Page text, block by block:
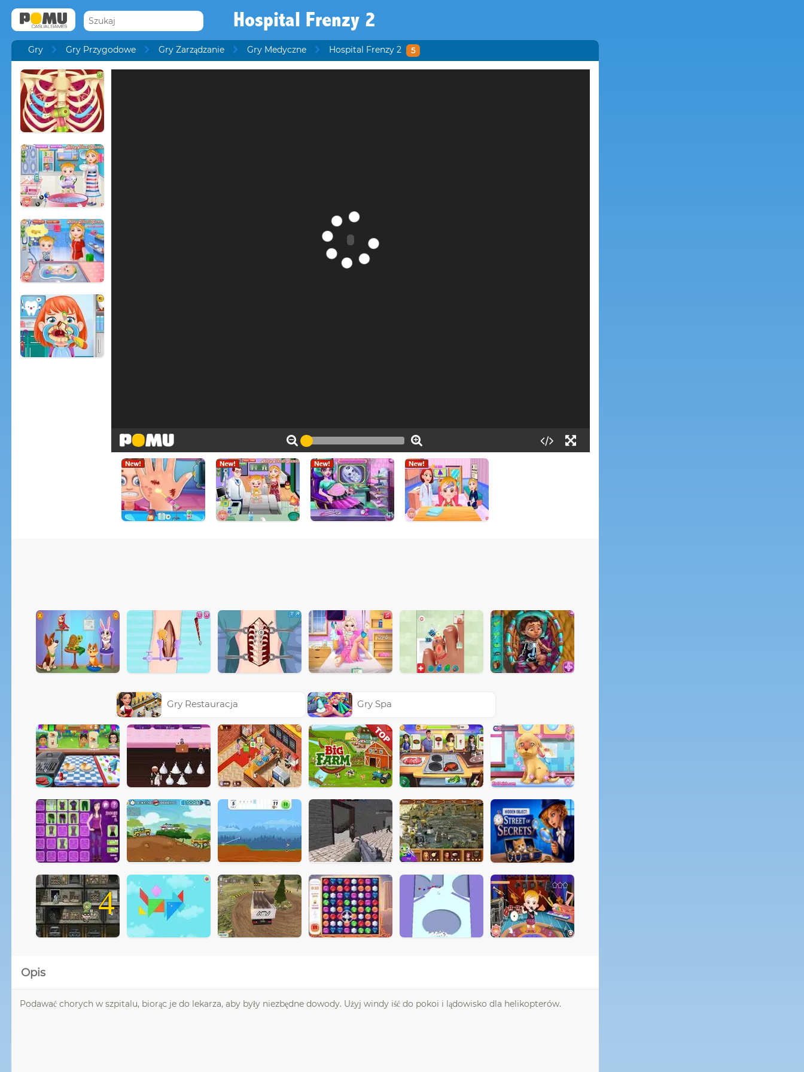
Hospital Frenzy 2
Gry Gry Przygodowe Gry Zarządzanie Gry Medyczne Hospital Frenzy 2 5
Gry Restauracja Gry Spa
4
Opis
Podawać chorych w szpitalu, biorąc je do lekarza, aby były niezbędne dowody. Użyj windy iść do pokoi i lądowisko dla helikopterów.